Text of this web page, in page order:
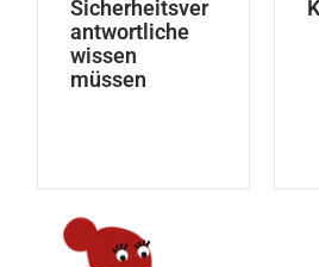
Sicherheitsver
antwortliche
wissen
müssen